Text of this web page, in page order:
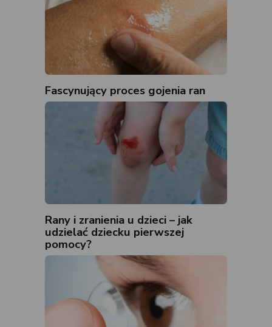
Fascynujący proces gojenia ran
Rany i zranienia u dzieci – jak
udzielać dziecku pierwszej
pomocy?